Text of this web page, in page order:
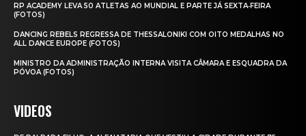
RP ACADEMY LEVA 50 ATLETAS AO MUNDIAL E PARTE JÁ SEXTA‑FEIRA
(FOTOS)
DANCING REBELS REGRESSA DE THESSALONIKI COM OITO MEDALHAS NO
ALL DANCE EUROPE (FOTOS)
MINISTRO DA ADMINISTRAÇÃO INTERNA VISITA CÂMARA E ESQUADRA DA
PÓVOA (FOTOS)
VIDEOS